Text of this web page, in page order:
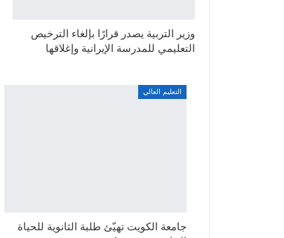
وزير التربية يصدر قرارًا بإلغاء الترخيص
التعليمي للمدرسة الإيرانية وإغلاقها
التعليم العالي
جامعة الكويت تهيّئ طلبة الثانوية للحياة